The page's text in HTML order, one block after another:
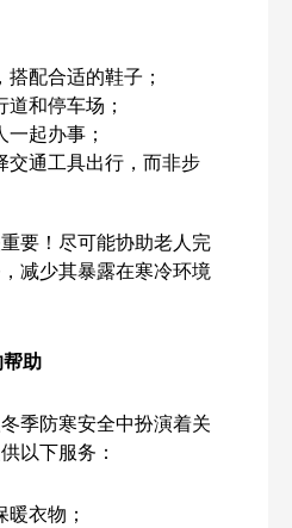
配合适的鞋子；
和停车场；
起办事；
交通工具出行，而非步
要！尽可能协助老人完
减少其暴露在寒冷环境
助
季防寒安全中扮演着关
以下服务：
衣物；